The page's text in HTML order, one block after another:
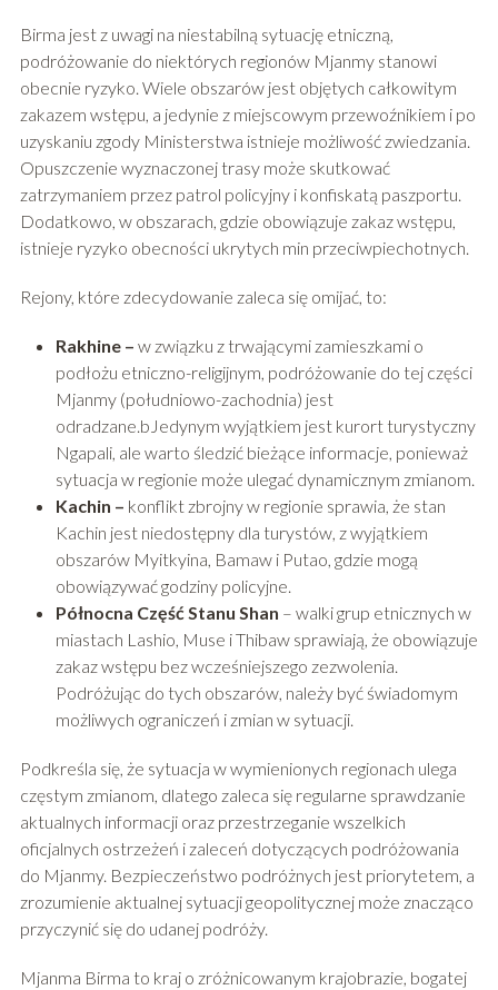
Birma jest z uwagi na niestabilną sytuację etniczną,
podróżowanie do niektórych regionów Mjanmy stanowi
obecnie ryzyko. Wiele obszarów jest objętych całkowitym
zakazem wstępu, a jedynie z miejscowym przewoźnikiem i po
uzyskaniu zgody Ministerstwa istnieje możliwość zwiedzania.
Opuszczenie wyznaczonej trasy może skutkować
zatrzymaniem przez patrol policyjny i konfiskatą paszportu.
Dodatkowo, w obszarach, gdzie obowiązuje zakaz wstępu,
istnieje ryzyko obecności ukrytych min przeciwpiechotnych.
Rejony, które zdecydowanie zaleca się omijać, to:
Rakhine – w związku z trwającymi zamieszkami o
podłożu etniczno-religijnym, podróżowanie do tej części
Mjanmy (południowo-zachodnia) jest
odradzane.bJedynym wyjątkiem jest kurort turystyczny
Ngapali, ale warto śledzić bieżące informacje, ponieważ
sytuacja w regionie może ulegać dynamicznym zmianom.
Kachin – konflikt zbrojny w regionie sprawia, że stan
Kachin jest niedostępny dla turystów, z wyjątkiem
obszarów Myitkyina, Bamaw i Putao, gdzie mogą
obowiązywać godziny policyjne.
Północna Część Stanu Shan – walki grup etnicznych w
miastach Lashio, Muse i Thibaw sprawiają, że obowiązuje
zakaz wstępu bez wcześniejszego zezwolenia.
Podróżując do tych obszarów, należy być świadomym
możliwych ograniczeń i zmian w sytuacji.
Podkreśla się, że sytuacja w wymienionych regionach ulega
częstym zmianom, dlatego zaleca się regularne sprawdzanie
aktualnych informacji oraz przestrzeganie wszelkich
oficjalnych ostrzeżeń i zaleceń dotyczących podróżowania
do Mjanmy. Bezpieczeństwo podróżnych jest priorytetem, a
zrozumienie aktualnej sytuacji geopolitycznej może znacząco
przyczynić się do udanej podróży.
Mjanma Birma to kraj o zróżnicowanym krajobrazie, bogatej